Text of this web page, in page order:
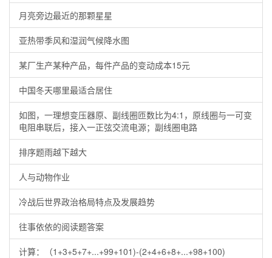
月亮旁边最近的那颗星星
亚热带季风和湿润气候降水图
某厂生产某种产品，每件产品的变动成本15元
中国冬天哪里最适合居住
如图，一理想变压器原、副线圈匝数比为4:1，原线圈与一可变
电阻串联后，接入一正弦交流电源；副线圈电路
排序题雨越下越大
人与动物作业
冷战后世界政治格局特点及发展趋势
往事依依的阅读题答案
计算：（1+3+5+7+...+99+101)-(2+4+6+8+...+98+100)